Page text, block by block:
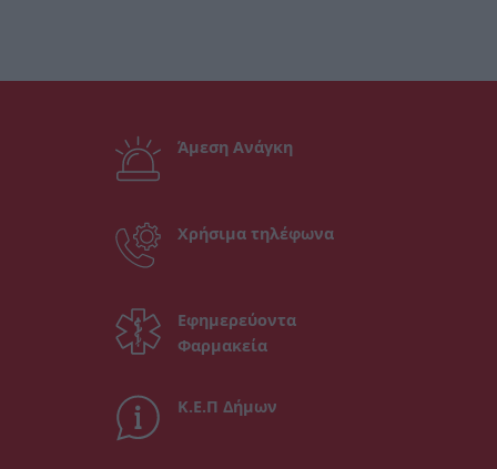
Άμεση Ανάγκη
Χρήσιμα τηλέφωνα
Εφημερεύοντα
Φαρμακεία
Κ.Ε.Π Δήμων